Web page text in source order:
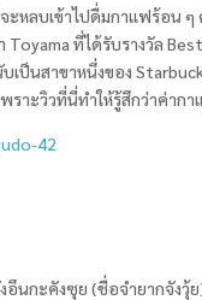
ะหลบเข้าไปดื่มกาแฟร้อน ๆ
Toyama ที่ได้รับรางวัล
เป็นสาขาหนึ่งของ
ราะวิวที่นี่ทำให้รู้สึกว่าค่ากา
นกะคังซุย (ชื่อจำยากจังวุ้ย)